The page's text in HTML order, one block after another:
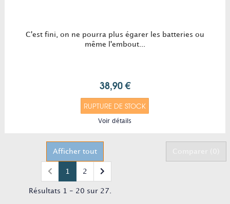
C'est fini, on ne pourra plus égarer les batteries ou
même l'embout...
38,90 €
RUPTURE DE STOCK
Voir détails
Afficher tout
1 2
Résultats 1 - 20 sur 27.